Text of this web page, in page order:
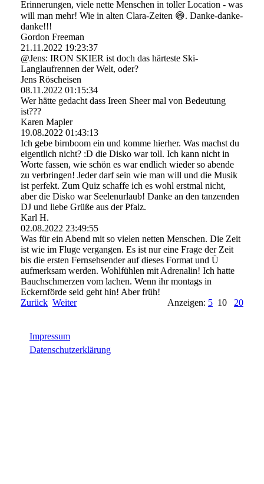
Erinnerungen, viele nette Menschen in toller Location - was
will man mehr! Wie in alten Clara-Zeiten 😄. Danke-danke-
danke!!!
Gordon Freeman
21.11.2022 19:23:37
@Jens: IRON SKIER ist doch das härteste Ski-
Langlaufrennen der Welt, oder?
Jens Röscheisen
08.11.2022 01:15:34
Wer hätte gedacht dass Ireen Sheer mal von Bedeutung
ist???
Karen Mapler
19.08.2022 01:43:13
Ich gebe birnboom ein und komme hierher. Was machst du
eigentlich nicht? :D die Disko war toll. Ich kann nicht in
Worte fassen, wie schön es war endlich wieder so abende
zu verbringen! Jeder darf sein wie man will und die Musik
ist perfekt. Zum Quiz schaffe ich es wohl erstmal nicht,
aber die Disko war Seelenurlaub! Danke an den tanzenden
DJ und liebe Grüße aus der Pfalz.
Karl H.
02.08.2022 23:49:55
Was für ein Abend mit so vielen netten Menschen. Die Zeit
ist wie im Fluge vergangen. Es ist nur eine Frage der Zeit
bis die ersten Fernsehsender auf dieses Format und Ü
aufmerksam werden. Wohlfühlen mit Adrenalin! Ich hatte
Bauchschmerzen vom lachen. Wenn ihr montags in
Eckernförde seid geht hin! Aber früh!
Zurück Weiter Anzeigen: 5 10 20
Impressum
Datenschutzerklärung